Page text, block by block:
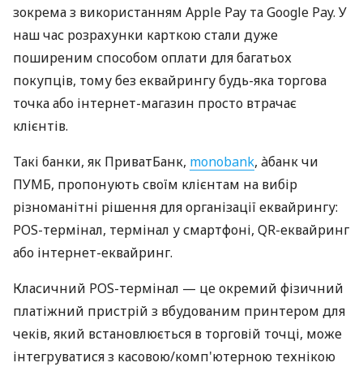
зокрема з використанням Apple Pay та Google Pay. У
наш час розрахунки карткою стали дуже
поширеним способом оплати для багатьох
покупців, тому без еквайрингу будь-яка торгова
точка або інтернет-магазин просто втрачає
клієнтів.
Такі банки, як ПриватБанк, monobank, àбанк чи
ПУМБ, пропонують своїм клієнтам на вибір
різноманітні рішення для організації еквайрингу:
POS-термінал, термінал у смартфоні, QR-еквайринг
або інтернет-еквайринг.
Класичний POS-термінал — це окремий фізичний
платіжний пристрій з вбудованим принтером для
чеків, який встановлюється в торговій точці, може
інтегруватися з касовою/комп'ютерною технікою